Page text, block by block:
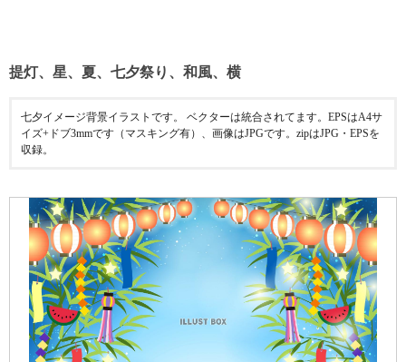
提灯、星、夏、七夕祭り、和風、横
七夕イメージ背景イラストです。 ベクターは統合されてます。EPSはA4サ
イズ+ドブ3mmです（マスキング有）、画像はJPGです。zipはJPG・EPSを
収録。